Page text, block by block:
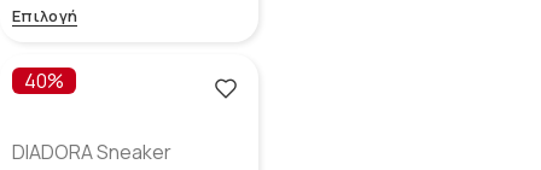
Επιλογή
40%
DIADORA Sneaker